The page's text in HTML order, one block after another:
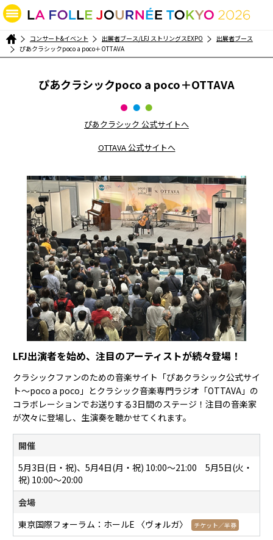
コンサート&イベント 出展者ブース/LFJ ストリングスEXPO
出展者ブース
ぴあクラシックpoco a poco＋OTTAVA
ぴあクラシックpoco a poco＋OTTAVA
ぴあクラシック 公式サイトへ
OTTAVA 公式サイトへ
LFJ出演者を始め、注目のアーティストが続々登場！
クラシックファンのための音楽サイト「ぴあクラシック公式サイ
ト～poco a poco」とクラシック音楽専門ラジオ「OTTAVA」の
コラボレーションでお送りする3日間のステージ！注目の音楽家
が次々に登場し、生演奏を聴かせてくれます。
開催
5月3日(日・祝)、5月4日(月・祝) 10:00〜21:00 5月5日(火・
祝) 10:00～20:00
会場
東京国際フォーラム：ホールE 〈ヴォルガ〉
チケット／半券